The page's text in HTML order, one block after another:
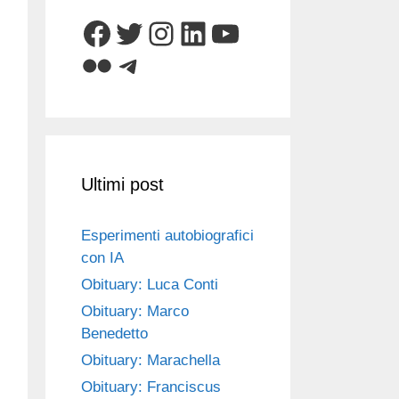
Facebook
Twitter
Instagram
LinkedIn
YouTube
FlickrTelegram
Ultimi post
Esperimenti autobiografici
con IA
Obituary: Luca Conti
Obituary: Marco
Benedetto
Obituary: Marachella
Obituary: Franciscus